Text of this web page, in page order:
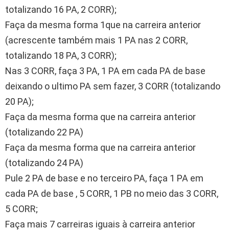
totalizando 16 PA, 2 CORR);
Faça da mesma forma 1que na carreira anterior
(acrescente também mais 1 PA nas 2 CORR,
totalizando 18 PA, 3 CORR);
Nas 3 CORR, faça 3 PA, 1 PA em cada PA de base
deixando o ultimo PA sem fazer, 3 CORR (totalizando
20 PA);
Faça da mesma forma que na carreira anterior
(totalizando 22 PA)
Faça da mesma forma que na carreira anterior
(totalizando 24 PA)
Pule 2 PA de base e no terceiro PA, faça 1 PA em
cada PA de base , 5 CORR, 1 PB no meio das 3 CORR,
5 CORR;
Faça mais 7 carreiras iguais à carreira anterior